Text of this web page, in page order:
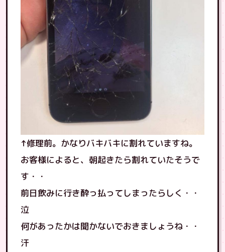
↑修理前。かなりバキバキに割れていますね。
お客様によると、朝起きたら割れていたそうで
す・・
前日飲みに行き酔っ払ってしまったらしく・・
泣
何があったかは聞かないでおきましょうね・・
汗